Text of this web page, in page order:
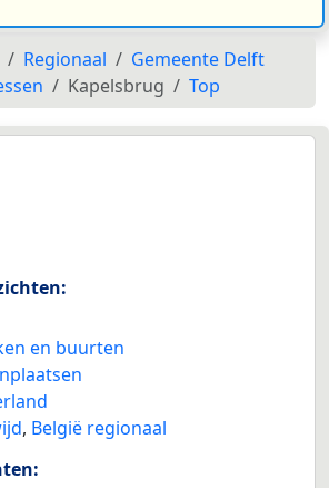
Regionaal
Gemeente Delft
Kapelsbrug Top
en buurten
, België regionaal